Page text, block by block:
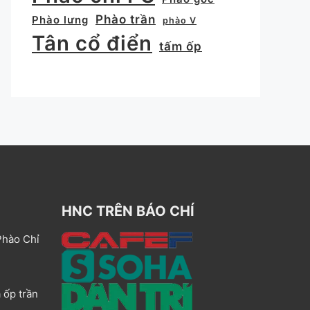
Phào lưng
Phào trần phào V
Tân cổ điển tấm ốp
Chỉ
ốp trần
HNC TRÊN BÁO CHÍ